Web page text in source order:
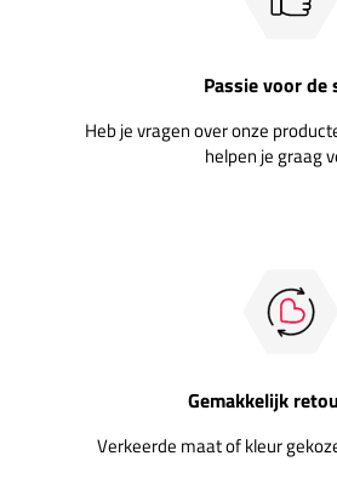
Passie voor de
Heb je vragen over onze
helpen je graag
Gemakkelijk
Verkeerde maat of kleur